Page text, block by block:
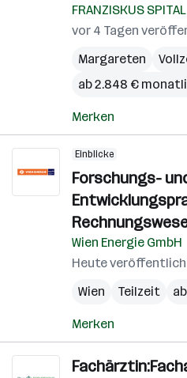
FRANZISKUS
vor 4 Tagen
Margareten
ab 2.848 €
Merken
Einblicke
Forschungs-
Wien Energie GmbH
Heute
Wien
Teilzeit
Merken